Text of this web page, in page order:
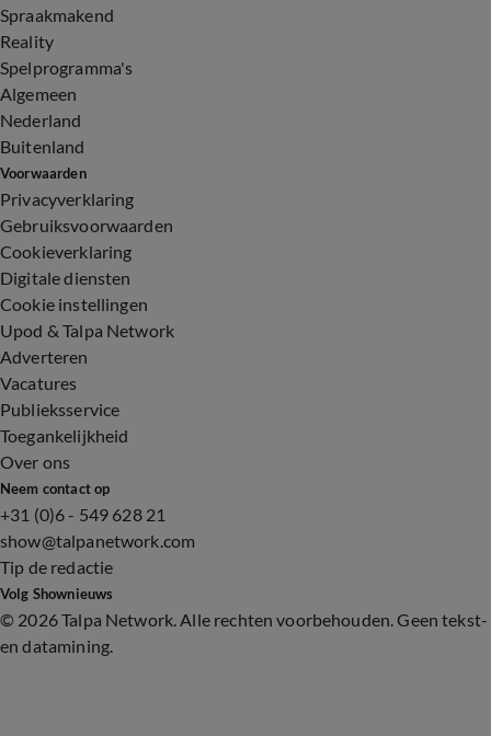
Spraakmakend
Reality
Spelprogramma's
Algemeen
Nederland
Buitenland
Voorwaarden
Privacyverklaring
Gebruiksvoorwaarden
Cookieverklaring
Digitale diensten
Cookie instellingen
Upod & Talpa Network
Adverteren
Vacatures
Publieksservice
Toegankelijkheid
Over ons
Neem contact op
+31 (0)6 - 549 628 21
show@talpanetwork.com
Tip de redactie
Volg Shownieuws
© 2026 Talpa Network. Alle rechten voorbehouden. Geen tekst-
en datamining.